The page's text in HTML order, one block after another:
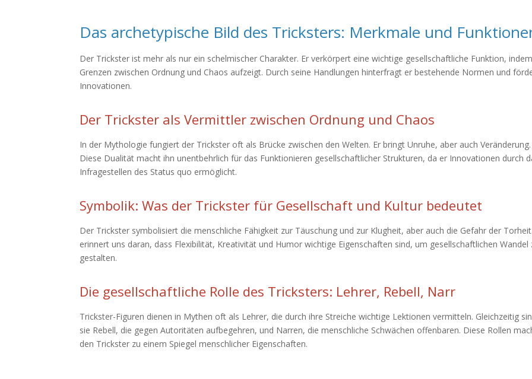
Das archetypische Bild des Tricksters: Merkmale und
Der Trickster ist mehr als nur ein schelmischer Charakter. Er verkörpert eine wichtige gesellschaftliche Funktion,
Grenzen zwischen Ordnung und Chaos aufzeigt. Durch seine Handlungen hinterfragt er bestehende Normen und
Innovationen.
Der Trickster als Vermittler zwischen Ordnung und Chaos
In der Mythologie fungiert der Trickster oft als Brücke zwischen den Welten. Er bringt Unruhe, aber auch Veränderung.
Diese Dualität macht ihn unentbehrlich für das Funktionieren gesellschaftlicher Strukturen, da er Innovationen durch
Infragestellen des Status quo ermöglicht.
Symbolik: Was der Trickster für Gesellschaft und Kultur bedeutet
Der Trickster symbolisiert die menschliche Fähigkeit zur Täuschung und zur Klugheit, aber auch die Gefahr der
erinnert uns daran, dass Flexibilität, Kreativität und Humor wichtige Eigenschaften sind, um gesellschaftlichen Wandel
gestalten.
Die gesellschaftliche Rolle des Tricksters: Lehrer, Rebell, Narr
Trickster-Figuren dienen in Mythen oft als Lehrer, die durch ihre Streiche wichtige Lektionen vermitteln. Gleichzeitig
sie Rebell, die gegen Autoritäten aufbegehren, und Narren, die menschliche Schwächen offenbaren. Diese Rollen
den Trickster zu einem Spiegel menschlicher Eigenschaften.